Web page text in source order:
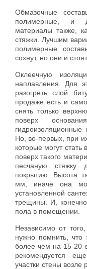
Обмазочные
полимерные, и
материалы также,
стяжки. Лучшим
полимерные
сохнут, но они и
Оклеечную
наплавления. Для
разогреть слой
продаже есть и
снять только
поверх
Но, во-первых, при
которые могут
поверх такого
песчаную стяжку
покрытию. Высота
мм, иначе она
установленной
трещины. И,
пола в помещении.
Независимо от
нужно помнить, что
более чем на 15-20
рекомендуется
участки стены